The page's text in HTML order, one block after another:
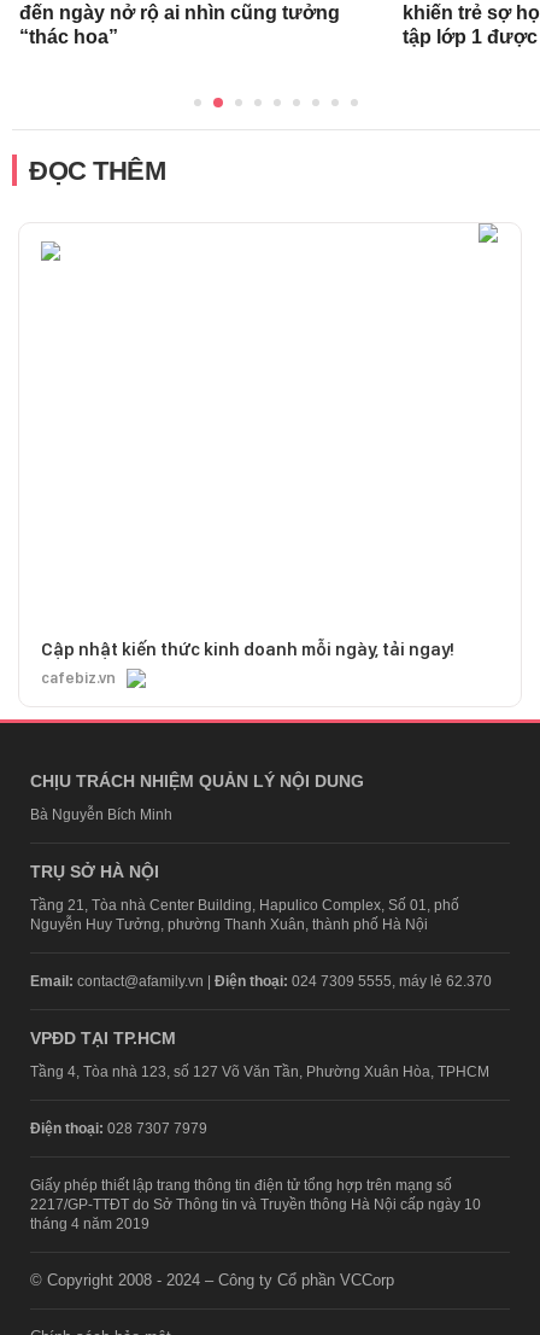
đến ngày nở rộ ai nhìn cũng tưởng
“thác hoa”
khiến trẻ sợ
tập lớp 1 được
ĐỌC THÊM
Cập nhật kiến thức kinh doanh mỗi ngày, tải ngay!
cafebiz.vn
CHỊU TRÁCH NHIỆM QUẢN LÝ NỘI DUNG
Bà Nguyễn Bích Minh
TRỤ SỞ HÀ NỘI
Tầng 21, Tòa nhà Center Building, Hapulico Complex, Số 01, phố
Nguyễn Huy Tưởng, phường Thanh Xuân, thành phố Hà Nội
Email: contact@afamily.vn | Điện thoại: 024 7309 5555, máy lẻ 62.370
VPĐD TẠI TP.HCM
Tầng 4, Tòa nhà 123, số 127 Võ Văn Tần, Phường Xuân Hòa, TPHCM
Điện thoại: 028 7307 7979
Giấy phép thiết lập trang thông tin điện tử tổng hợp trên mạng số
2217/GP-TTĐT do Sở Thông tin và Truyền thông Hà Nội cấp ngày 10
tháng 4 năm 2019
© Copyright 2008 - 2024 – Công ty Cổ phần VCCorp